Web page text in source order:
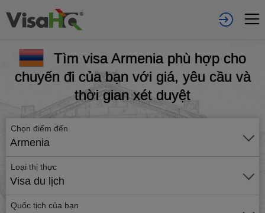
Tìm visa Armenia phù hợp cho
chuyến đi của bạn với giá, yêu cầu và
thời gian xét duyệt
Chọn điểm đến
Armenia
Loại thị thực
Visa du lịch
Quốc tịch của bạn